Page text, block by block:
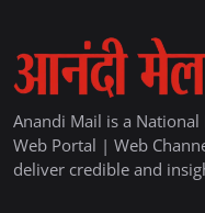
Anandi Mail is a
Web Portal | Web
deliver credible and